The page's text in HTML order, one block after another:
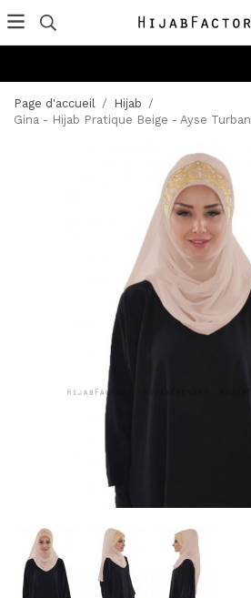
Page d'accueil / Hijab /
Gina - Hijab Pratique Beige - Ayse Turban